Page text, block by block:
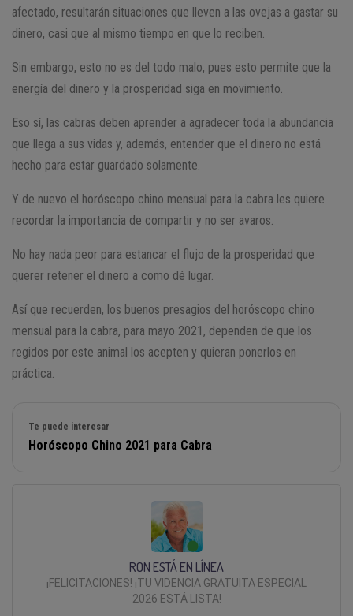
afectado, resultarán situaciones que lleven a las ovejas a gastar su
dinero, casi que al mismo tiempo en que lo reciben.
Sin embargo, esto no es del todo malo, pues esto permite que la
energía del dinero y la prosperidad siga en movimiento.
Eso sí, las cabras deben aprender a agradecer toda la abundancia
que llega a sus vidas y, además, entender que el dinero no está
hecho para estar guardado solamente.
Y de nuevo el horóscopo chino mensual para la cabra les quiere
recordar la importancia de compartir y no ser avaros.
No hay nada peor para estancar el flujo de la prosperidad que
querer retener el dinero a como dé lugar.
Así que recuerden, los buenos presagios del horóscopo chino
mensual para la cabra, para mayo 2021, dependen de que los
regidos por este animal los acepten y quieran ponerlos en
práctica.
Te puede interesar
Horóscopo Chino 2021 para Cabra
RON ESTÁ EN LÍNEA
¡FELICITACIONES! ¡TU VIDENCIA GRATUITA ESPECIAL
2026 ESTÁ LISTA!